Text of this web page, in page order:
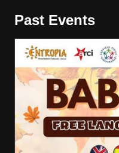
Past Events